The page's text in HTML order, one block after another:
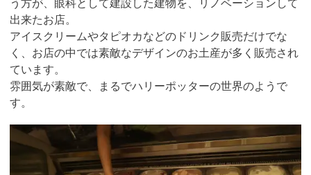
出来たお店。
アイスクリームやタピオカなどのドリンク販売だけでな
く、お店の中では素敵なデザインのお土産が多く販売され
ています。
雰囲気が素敵で、まるでハリーポッターの世界のようで
す。